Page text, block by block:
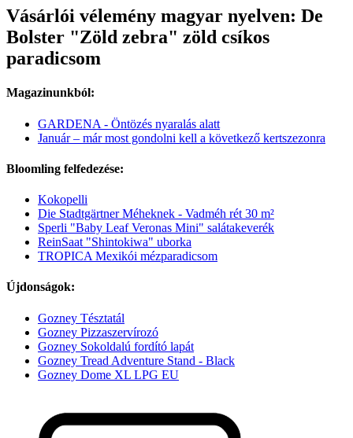
Vásárlói vélemény magyar nyelven: De
Bolster "Zöld zebra" zöld csíkos
paradicsom
Magazinunkból:
GARDENA - Öntözés nyaralás alatt
Január – már most gondolni kell a következő kertszezonra
Bloomling felfedezése:
Kokopelli
Die Stadtgärtner Méheknek - Vadméh rét 30 m²
Sperli "Baby Leaf Veronas Mini" salátakeverék
ReinSaat "Shintokiwa" uborka
TROPICA Mexikói mézparadicsom
Újdonságok:
Gozney Tésztatál
Gozney Pizzaszervírozó
Gozney Sokoldalú fordító lapát
Gozney Tread Adventure Stand - Black
Gozney Dome XL LPG EU